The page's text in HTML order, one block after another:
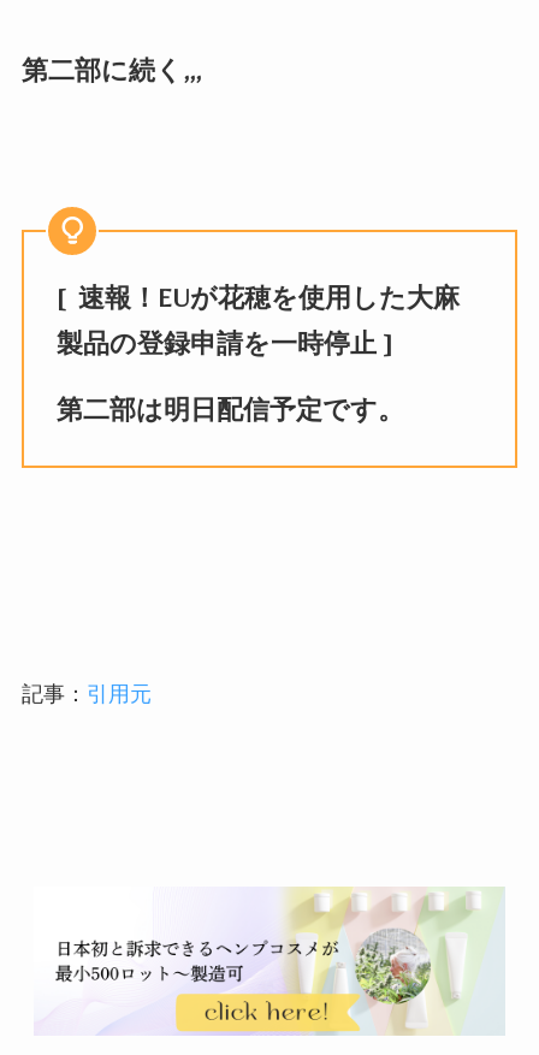
第二部に続く,,,
[ 速報！EUが花穂を使用した大麻
製品の登録申請を一時停止 ]
第二部は明日配信予定です。
記事： 引用元